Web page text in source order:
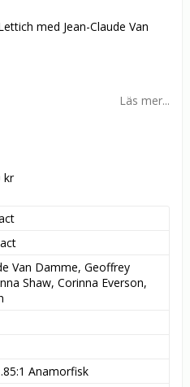
med Jean-Claude Van
Läs mer...
kr
Van Damme, Geoffrey
Shaw, Corinna Everson,
Anamorfisk